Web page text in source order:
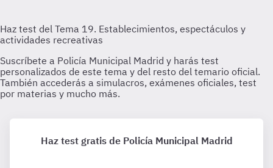
Haz test gratis de Policía Municipal Madrid